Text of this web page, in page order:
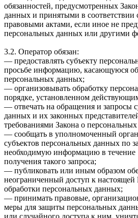
обязанностей, предусмотренных
данных и принятыми в
правовыми актами, если иное не
персональных данных или другими
3.2. Оператор обязан:
— предоставлять субъекту
просьбе информацию, касающуюся
персональных данных;
— организовывать обработку
порядке, установленном
— отвечать на обращения и запросы
данных и их законных
требованиями Закона о
— сообщать в уполномоченный
субъектов персональных данных по
необходимую информацию в течение
получения такого запроса;
— публиковать или иным образом
неограниченный доступ к
обработки персональных данных;
— принимать правовые,
меры для защиты персональных
или случайного доступа к ним,